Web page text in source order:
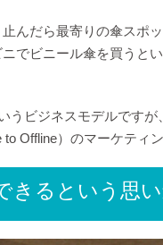
んだら最寄りの傘スポ
でビニール傘を買うと
うビジネスモデルです
Offline）のマーケテ
きるという思